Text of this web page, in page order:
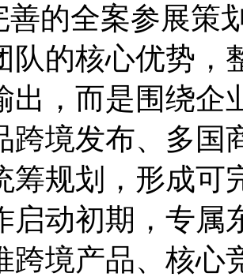
善的全案参展策
队的核心优势，
出，而是围绕企
跨境发布、多国
筹规划，形成可
启动初期，专属
跨境产品、核心